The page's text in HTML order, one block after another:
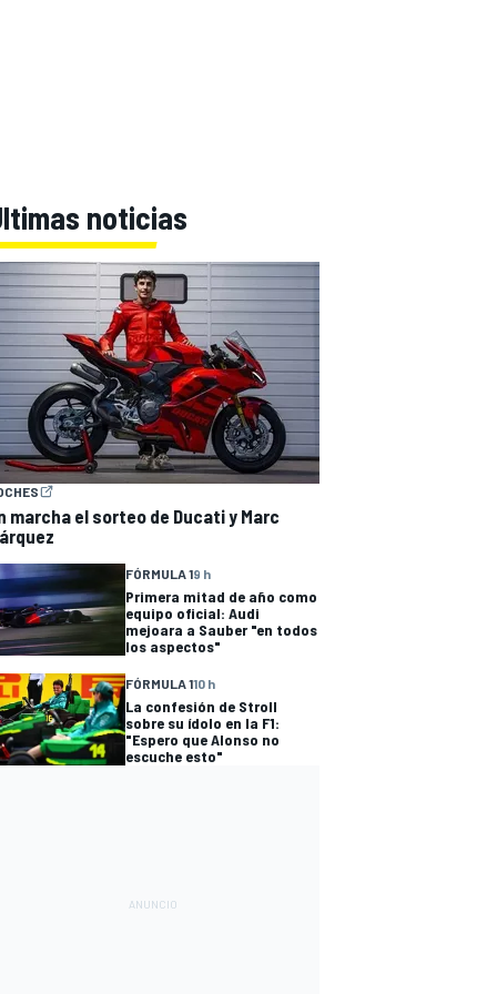
noticias
marcha el sorteo de Ducati y Marc
FÓRMULA 19 h
Primera mitad de año como
equipo oficial: Audi
mejoara a Sauber "en todos
los aspectos"
FÓRMULA 110 h
La confesión de Stroll
sobre su ídolo en la F1:
"Espero que Alonso no
escuche esto"